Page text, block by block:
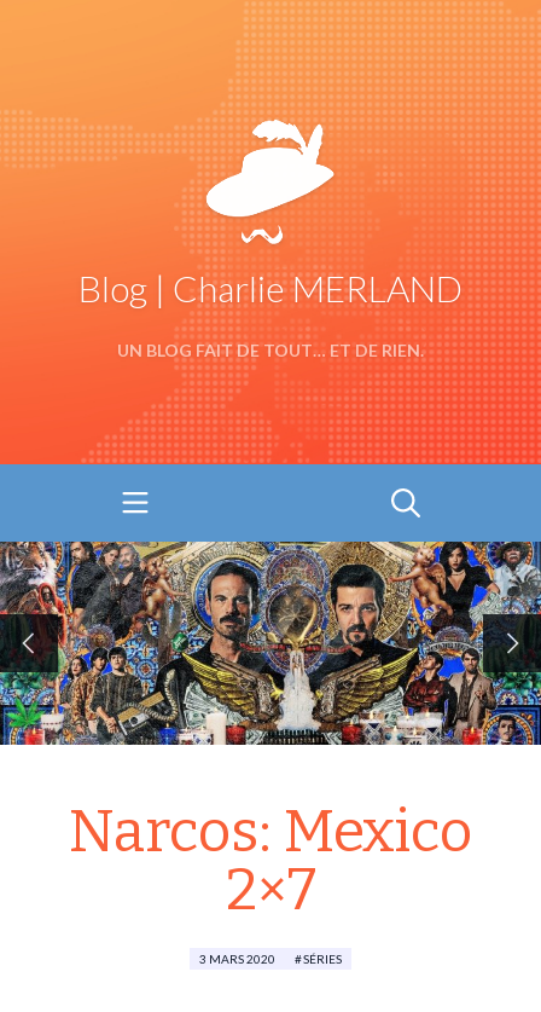
Blog | Charlie MERLAND
UN BLOG FAIT DE TOUT… ET DE RIEN.
Narcos: Mexico
2×7
3 MARS 2020 SÉRIES